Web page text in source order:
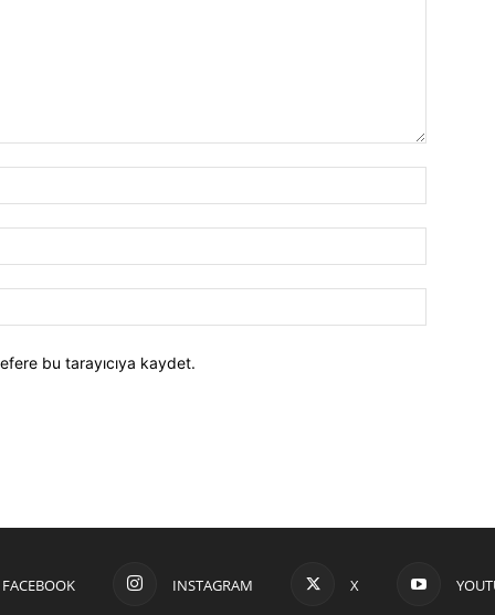
bu tarayıcıya kaydet.
FACEBOOK INSTAGRAM X